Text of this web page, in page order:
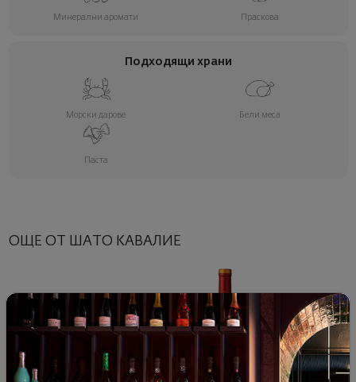
Минерални аромати Праскова
Подходящи храни
Морски дарове Бели меса
Паста
ОЩЕ ОТ ШАТО КАВАЛИЕ